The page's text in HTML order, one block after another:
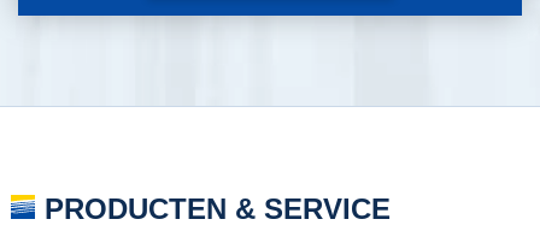
PRODUCTEN & SERVICE